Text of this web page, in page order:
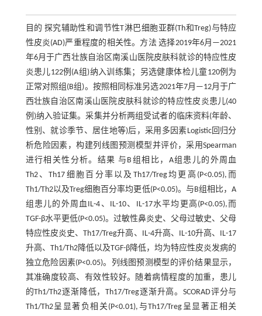
目的 探究辅助性和调节性T淋巴细胞亚群(Th和Treg)与特应
性皮炎(AD)严重程度的相关性。方法 选择2019年6月—2021
年6月于广西壮族自治区南溪山医院皮肤科就诊的特应性皮
炎患儿122例(A组)纳入训练集；另选健康体检儿童120例为
正常对照组(B组)。按照相同标准另选2021年7月—12月于广
西壮族自治区南溪山医院皮肤科就诊的特应性皮炎患儿(40
例)纳入验证集。采集并分析两组受试者的临床资料(年龄、
性别、就诊季节、居住地等)后，采用多因素Logistic回归分
析危险因素，构建列线图预测模型并评价，采用Spearman
进行相关性分析。结果 与B组相比，A组患儿的外周血
Th2、Th17细胞百分率以及Th17/Treg均更高(P<0.05),而
Th1/Th2以及Treg细胞百分率均更低(P<0.05)。与B组相比，A
组患儿的外周血IL-4、IL-10、IL-17水平均更高(P<0.05),而
TGF-β水平更低(P<0.05)。过敏性鼻炎史、父母过敏史、父母
特应性皮炎史、Th17/Treg升高、IL-4升高、IL-10升高、IL-17
升高、Th1/Th2降低以及TGF-β降低，均为特应性皮炎发病的
独立危险因素(P<0.05)。列线图预测模型的评价结果显示，
其准确度较高、有效性较好。随着病情程度的加重，患儿
的Th1/Th2逐渐降低，Th17/Treg逐渐升高。SCORAD评分与
Th1/Th2呈显著负相关(P<0.01),与Th17/Treg呈显著正相关